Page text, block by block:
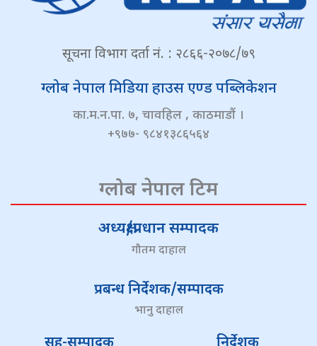
सूचना विभाग दर्ता नं. : २८६६-२०७८/७९
ग्लोब नेपाल मिडिया हाउस एण्ड पब्लिकेशन
का.म.न.पा. ७, चावहिल , काठमाडौं ।
+९७७- ९८४१३८६५६४
ग्लोब नेपाल टिम
अध्यक्ष/प्रधान सम्पादक
गौतम दाहाल
प्रबन्ध निर्देशक/सम्पादक
भानु दाहाल